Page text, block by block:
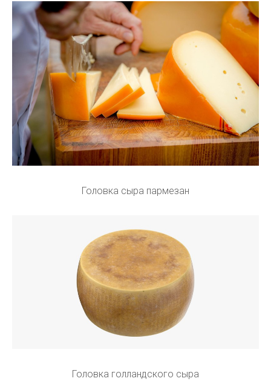
Головка сыра пармезан
Головка голландского сыра